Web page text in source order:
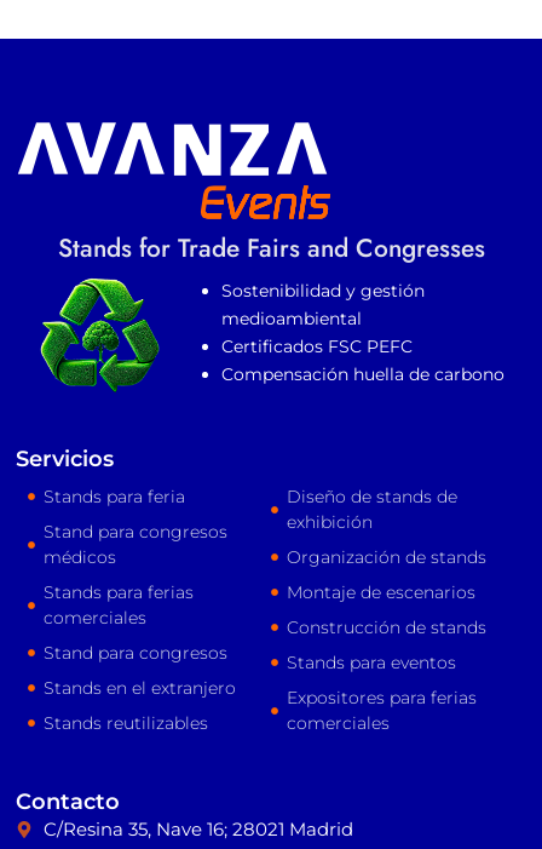
Stands for Trade Fairs and Congresses
Sostenibilidad y gestión
medioambiental
Certificados FSC PEFC
Compensación huella de carbono
Servicios
Stands para feria
Stand para congresos
médicos
Stands para ferias
comerciales
Stand para congresos
Stands en el extranjero
Stands reutilizables
Diseño de stands de
exhibición
Organización de stands
Montaje de escenarios
Construcción de stands
Stands para eventos
Expositores para ferias
comerciales
Contacto
C/Resina 35, Nave 16; 28021 Madrid